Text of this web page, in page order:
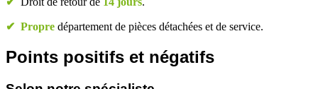
✔ Propre département de pièces détachées et de service.
Points positifs et négatifs